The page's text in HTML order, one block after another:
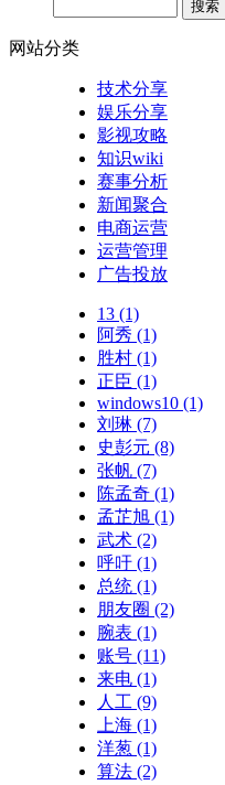
网站分类
技术分享
娱乐分享
影视攻略
知识wiki
赛事分析
新闻聚合
电商运营
运营管理
广告投放
13 (1)
阿秀 (1)
胜村 (1)
正臣 (1)
windows10 (1)
刘琳 (7)
史彭元 (8)
张帆 (7)
陈孟奇 (1)
孟芷旭 (1)
武术 (2)
呼吁 (1)
总统 (1)
朋友圈 (2)
腕表 (1)
账号 (11)
来电 (1)
人工 (9)
上海 (1)
洋葱 (1)
算法 (2)